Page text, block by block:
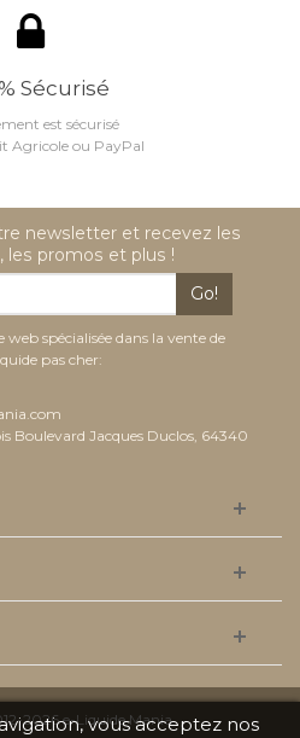
Sécurisé
est sécurisé
Agricole ou PayPal
newsletter et recevez les
les promos et plus !
Go!
spécialisée dans la vente de
pas cher:
Boulevard Jacques Duclos, 64340
vous acceptez nos
2026 e-Liquide Mania